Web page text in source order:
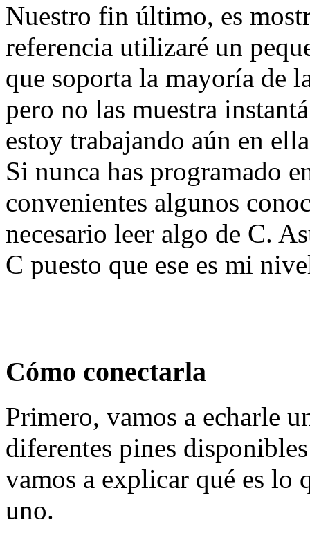
Nuestro fin último, es
referencia utilizaré un
que soporta la mayoría de
pero no las muestra
estoy trabajando aún en
Si nunca has programado
convenientes algunos
necesario leer algo de C.
C puesto que ese es mi
Cómo conectarla
Primero, vamos a echarle
diferentes pines
vamos a explicar qué es lo
uno.